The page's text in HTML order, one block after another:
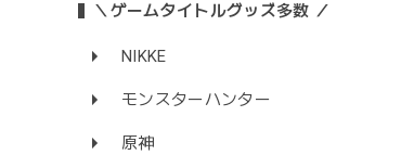
＼ゲームタイトルグッズ多数 ／
NIKKE
モンスターハンター
原神